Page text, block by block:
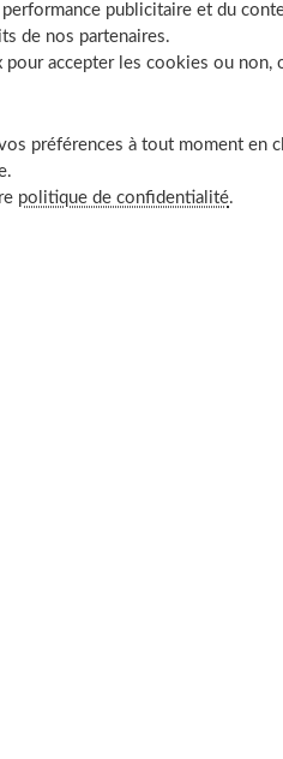
pour les DHEA ?
traitement ?
?
des DHEA ?
?
mais aussi des effets
de sécurité du
?
publicitaire et du
de nos partenaires.
accepter les cookies ou non,
préférences à tout moment en
politique de confidentialité.